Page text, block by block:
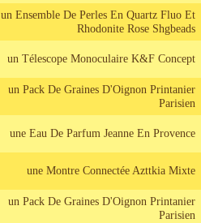
un Ensemble De Perles En Quartz Fluo Et
Rhodonite Rose Shgbeads
un Télescope Monoculaire K&F Concept
un Pack De Graines D'Oignon Printanier
Parisien
une Eau De Parfum Jeanne En Provence
une Montre Connectée Azttkia Mixte
un Pack De Graines D'Oignon Printanier
Parisien